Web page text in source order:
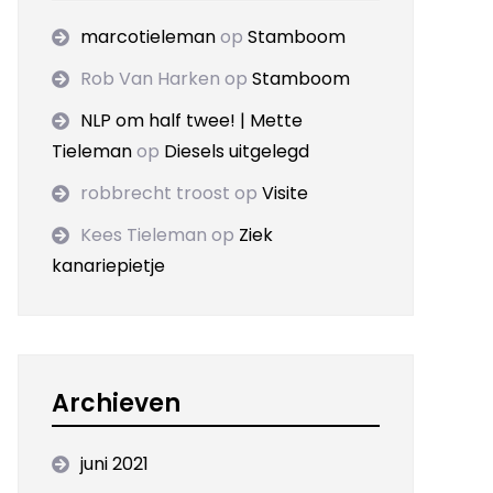
marcotielemanop Stamboom
Rob Van Harken op Stamboom
NLP om half twee! | Mette
Tielemanop Diesels uitgelegd
robbrecht troost op Visite
Kees Tieleman op Ziek
kanariepietje
Archieven
juni 2021